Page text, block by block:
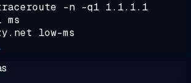
-n -q1 1.1.1.1
low-ms